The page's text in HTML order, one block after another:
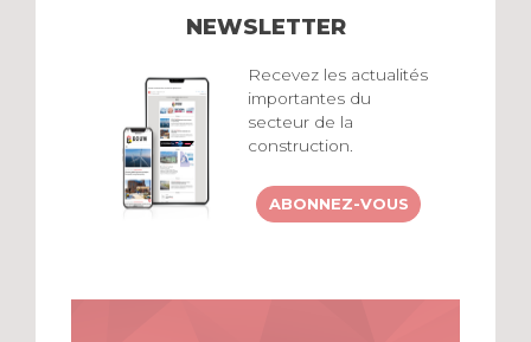
NEWSLETTER
Recevez les actualités
importantes du
secteur de la
construction.
ABONNEZ-VOUS